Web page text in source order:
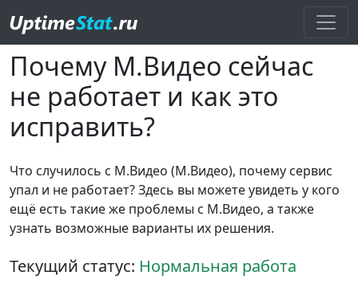
Почему М.Видео сейчас
не работает и как это
исправить?
Что случилось с М.Видео (М.Видео), почему сервис
упал и не работает? Здесь вы можете увидеть у кого
ещё есть такие же проблемы с М.Видео, а также
узнать возможные варианты их решения.
Текущий статус: Нормальная работа